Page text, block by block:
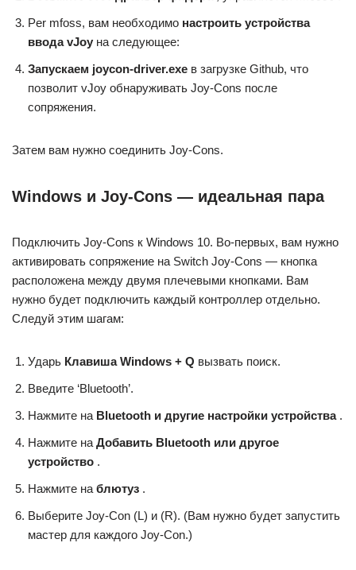
Per mfoss, вам необходимо настроить устройства
ввода vJoy на следующее:
Запускаем joycon-driver.exe в загрузке Github, что
позволит vJoy обнаруживать Joy-Cons после
сопряжения.
Затем вам нужно соединить Joy-Cons.
Windows и Joy-Cons — идеальная пара
Подключить Joy-Cons к Windows 10. Во-первых, вам нужно
активировать сопряжение на Switch Joy-Cons — кнопка
расположена между двумя плечевыми кнопками. Вам
нужно будет подключить каждый контроллер отдельно.
Следуй этим шагам:
Ударь Клавиша Windows + Q вызвать поиск.
Введите ‘Bluetooth’.
Нажмите на Bluetooth и другие настройки устройства.
Нажмите на Добавить Bluetooth или другое
устройство .
Нажмите на блютуз .
Выберите Joy-Con (L) и (R). (Вам нужно будет запустить
мастер для каждого Joy-Con.)